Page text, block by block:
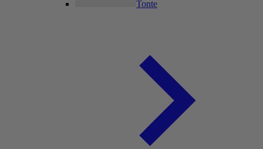
Tonte